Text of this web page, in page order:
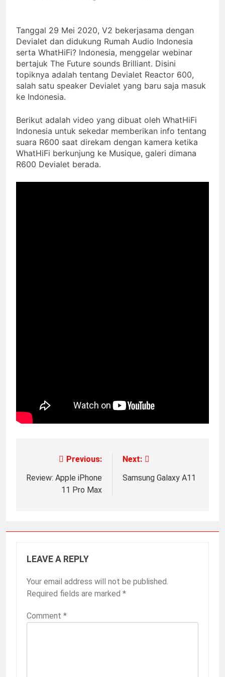
20
2 Years Ago
14 soundtrack video game
terbaik untuk menguji
headphone dan speaker
Anda
2 Years Ago
Review Vincent DAC-
Cabasse merilis speaker
spherical Pearl Pelegrina
edisi terbatas
3 Years Ago
Tanggal 29 Mei 2020, V2 bekerjasama dengan
Devialet dan didukung Rumah Audio Indonesia
serta WhatHiFi? Indonesia, menggelar webinar
bertajuk The Future sounds Brilliant. Disini
topiknya adalah tentang Devialet Reactor 600,
salah satu speaker Devialet yang baru saja masuk
ke Indonesia.
Berikut adalah video yang dibuat oleh WhatHiFi
Indonesia untuk sekedar memberikan info tentang
suara R600 saat direkam dengan kamera ketika
WhatHiFi berkunjung ke Musique, galeri dimana
R600 Devialet berada.
Previous:
Review: Apple iPhone
11 Pro Max
Next:
Samsung Galaxy A11
LEAVE A REPLY
Your email address will not be published.
Required fields are marked *
Comment *